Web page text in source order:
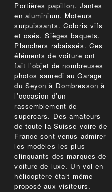
Portières papillon. Jantes
en aluminium. Moteurs
surpuissants. Coloris vifs
et osés. Sièges baquets.
Planchers rabaissés. Ces
éléments de voiture ont
fait l'objet de nombreuses
photos samedi au Garage
du Seyon à Dombresson à
l'occasion d'un
rassemblement de
supercars. Des amateurs
de toute la Suisse voire de
France sont venus admirer
les modèles les plus
clinquants des marques de
voiture de luxe. Un vol en
hélicoptère était même
proposé aux visiteurs.